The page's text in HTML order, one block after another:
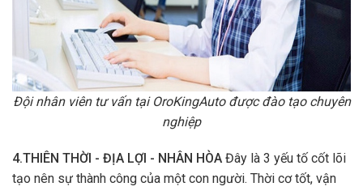
Đội nhân viên tư vấn tại OroKingAuto được đào tạo chuyên
nghiệp
4.THIÊN THỜI - ĐỊA LỢI - NHÂN HÒA Đây là 3 yếu tố cốt lõi
tạo nên sự thành công của một con người. Thời cơ tốt, vận